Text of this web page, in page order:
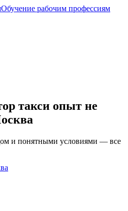
Обучение рабочим профессиям
такси опыт не
и понятными условиями — все